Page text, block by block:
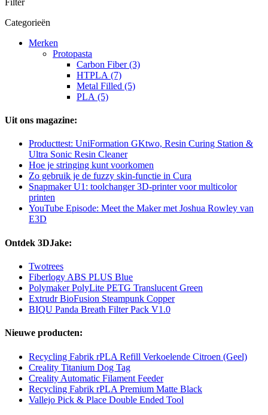
Filter
Categorieën
Merken
Protopasta
Carbon Fiber (3)
HTPLA (7)
Metal Filled (5)
PLA (5)
Uit ons magazine:
Producttest: UniFormation GKtwo, Resin Curing Station &
Ultra Sonic Resin Cleaner
Hoe je stringing kunt voorkomen
Zo gebruik je de fuzzy skin-functie in Cura
Snapmaker U1: toolchanger 3D-printer voor multicolor
printen
YouTube Episode: Meet the Maker met Joshua Rowley van
E3D
Ontdek 3DJake:
Twotrees
Fiberlogy ABS PLUS Blue
Polymaker PolyLite PETG Translucent Green
Extrudr BioFusion Steampunk Copper
BIQU Panda Breath Filter Pack V1.0
Nieuwe producten:
Recycling Fabrik rPLA Refill Verkoelende Citroen (Geel)
Creality Titanium Dog Tag
Creality Automatic Filament Feeder
Recycling Fabrik rPLA Premium Matte Black
Vallejo Pick & Place Double Ended Tool